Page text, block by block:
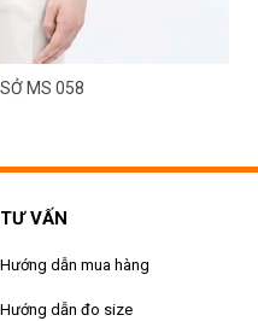
MS 058
TƯ VẤN
Hướng dẫn mua hàng
Hướng dẫn đo size